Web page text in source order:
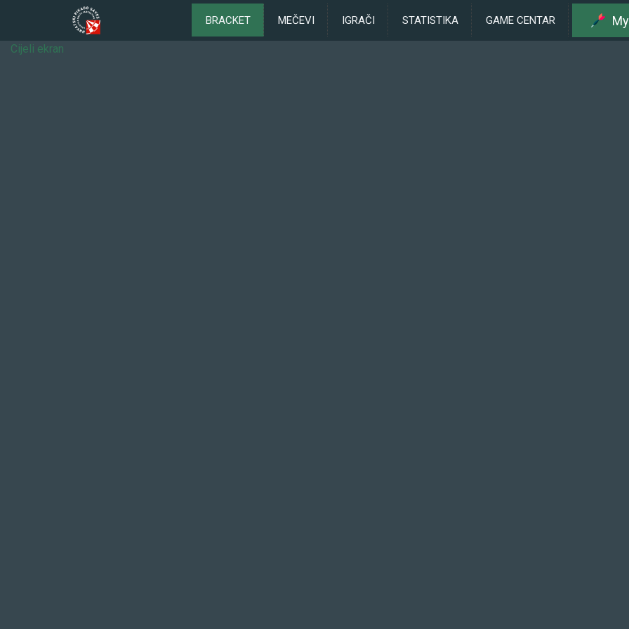
BRACKET MEČEVI IGRAČI STATISTIKA GAME CENTAR
Cijeli ekran